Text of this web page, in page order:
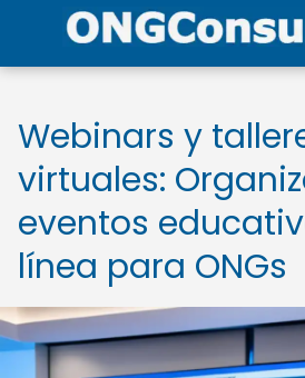
Webinars y
virtuales:
eventos
línea para ONGs